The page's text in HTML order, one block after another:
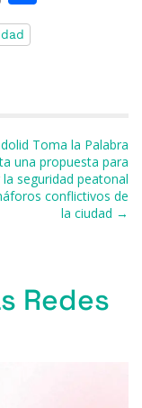
m
ai
ti
r
Toma la Palabra
una propuesta para
seguridad peatonal
conflictivos de
la ciudad →
Redes